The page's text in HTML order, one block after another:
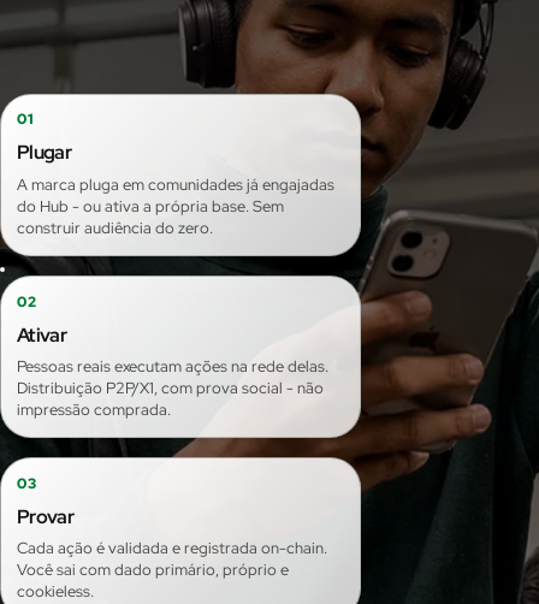
01
Plugar
A marca pluga em comunidades já engajadas
do Hub - ou ativa a própria base. Sem
construir audiência do zero.
02
Ativar
Pessoas reais executam ações na rede delas.
Distribuição P2P/X1, com prova social - não
impressão comprada.
03
Provar
Cada ação é validada e registrada on-chain.
Você sai com dado primário, próprio e
cookieless.